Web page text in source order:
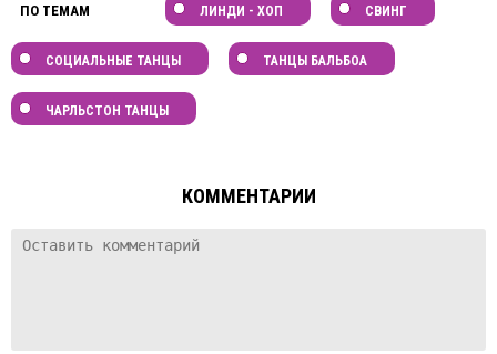
ПО ТЕМАМ
ЛИНДИ - ХОП СВИНГ
СОЦИАЛЬНЫЕ ТАНЦЫ ТАНЦЫ БАЛЬБОА
ЧАРЛЬСТОН ТАНЦЫ
КОММЕНТАРИИ